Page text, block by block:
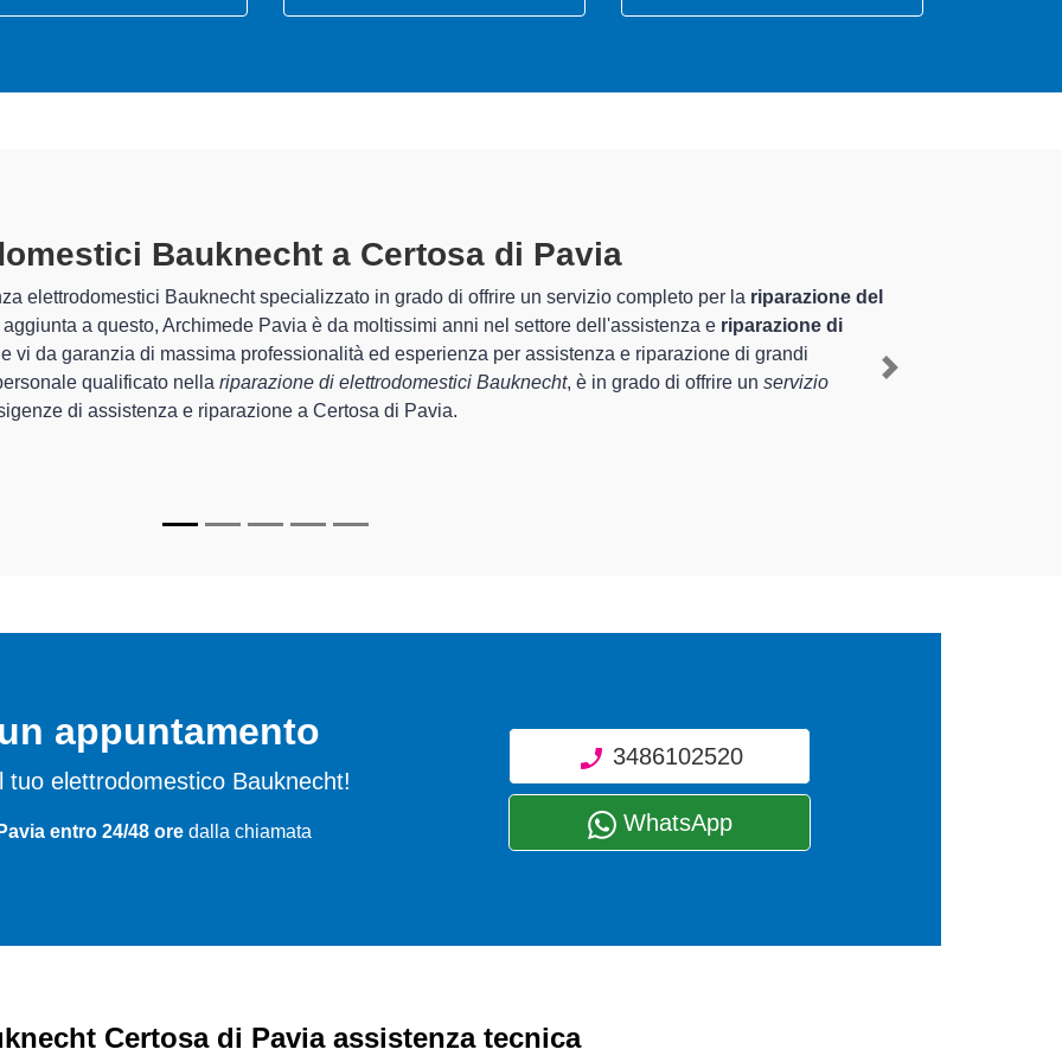
Bauknecht A Certosa Di Pavia
Pavia sono in grado di garantire al cliente esperienza pluriennale nel territorio di Certosa di Pavia e
la sistemazione e lariparazione del tuo elettrodomestico Bauknecht a Certosa di Pavia, mediante il
degli apparecchi.
di Archimede Pavia sono in grado di fornire interventi di diverse tipologie sugli elettrodomestici da
Next
appuntamento
elettrodomestico Bauknecht!
entro 24/48 ore dalla chiamata
3486102520
WhatsApp
Certosa di Pavia assistenza tecnica